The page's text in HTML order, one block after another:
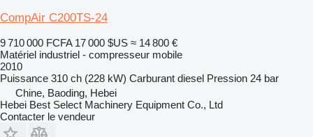
CompAir C200TS-24
9 710 000 FCFA 17 000 $US ≈ 14 800 €
Matériel industriel - compresseur mobile
2010
Puissance 310 ch (228 kW) Carburant diesel Pression 24 bar
Chine, Baoding, Hebei
Hebei Best Select Machinery Equipment Co., Ltd
Contacter le vendeur